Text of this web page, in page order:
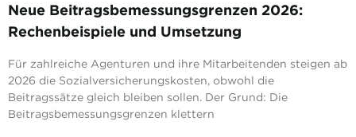
Neue Beitragsbemessungsgrenzen 2026:
Rechenbeispiele und Umsetzung
Für zahlreiche Agenturen und ihre Mitarbeitenden steigen ab
2026 die Sozialversicherungskosten, obwohl die
Beitragssätze gleich bleiben sollen. Der Grund: Die
Beitragsbemessungsgrenzen klettern